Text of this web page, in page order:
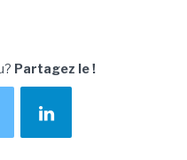
Partagez le !